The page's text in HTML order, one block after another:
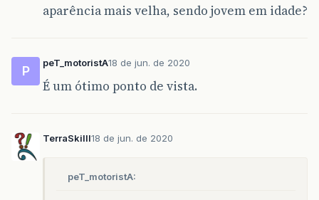
aparência mais velha, sendo jovem em idade?
P
peT_motoristA18 de jun. de 2020
É um ótimo ponto de vista.
TerraSkilll18 de jun. de 2020
peT_motoristA: